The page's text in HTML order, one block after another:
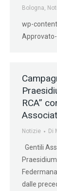
Bologna,
wp-
RCA”
Notizie Di
Gentili
dalle